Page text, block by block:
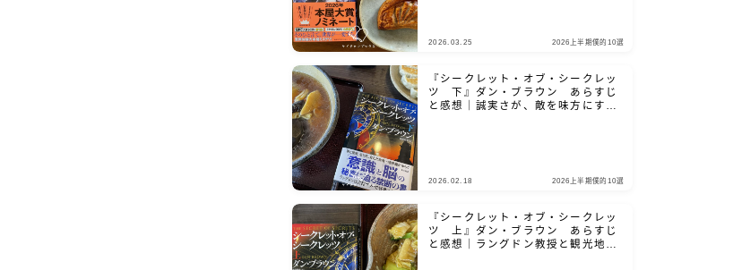
2026.03.25 2026上半期僕的10選
『シークレット・オブ・シークレッ
ツ 下』ダン・ブラウン あらすじ
と感想｜誠実さが、敵を味方にする
2026.02.18 2026上半期僕的10選
『シークレット・オブ・シークレッ
ツ 上』ダン・ブラウン あらすじ
と感想｜ラングドン教授と観光地を